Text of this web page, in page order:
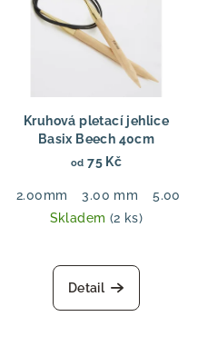
5.50 mm 6.00 mm
Kruhová pletací jehlice
Basix Beech 40cm
od 75 Kč
2.00mm 3.00 mm
5.00
Skladem (2 ks)
Detail